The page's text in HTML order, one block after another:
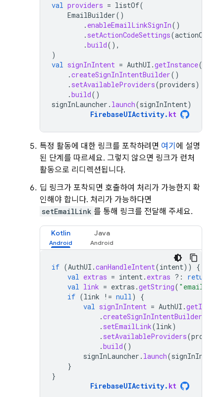
val providers = listOf(
EmailBuilder()
. enableEmailLinkSignIn()
. setActionCodeSettings(
.build(),
)
val signInIntent = AuthUI .getInstance()
.createSignInIntentBuilder()
. setAvailableProviders(providers)
.build()
signInLauncher . launch(signInIntent)
FirebaseUIActivity. kt
특정 활동에 대한 링크를 포착하려면 여기 에 설명
된 단계를 따르세요. 그렇지 않으면 링크가 런처
활동으로 리디렉션됩니다.
딥 링크가 포착되면 호출하여 처리가 가능한지 확
인해야 합니다. 처리가 가능하다면
setEmailLink 를 통해 링크를 전달해 주세요.
Kotlin Java
if (AuthUI .canHandleIntent(intent))
{
val extras = intent. extras ?:
return
val link = extras .getString(
if (link != null)
{
val signInIntent = AuthUI .
.createSignInIntentBuilder
. setEmailLink(link)
. setAvailableProviders(
.build()
signInLauncher . launch(signInIntent
}
}
FirebaseUIActivity. kt